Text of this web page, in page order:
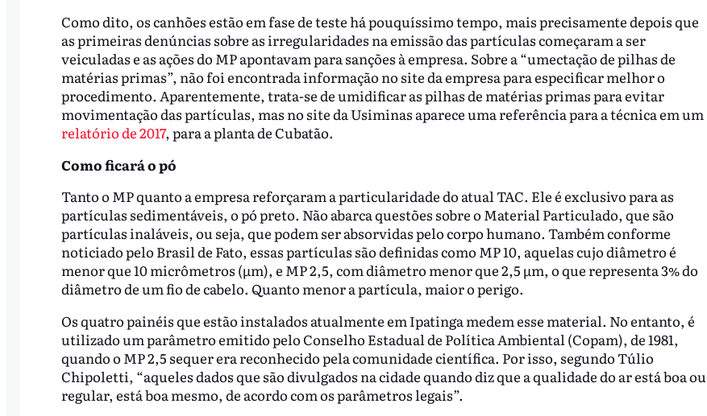
Como dito, os canhões estão em fase de teste há pouquíssimo tempo, mais precisamente depois que
as primeiras denúncias sobre as irregularidades na emissão das partículas começaram a ser
veiculadas e as ações do MP apontavam para sanções à empresa. Sobre a “umectação de pilhas de
matérias primas”, não foi encontrada informação no site da empresa para especificar melhor o
procedimento. Aparentemente, trata-se de umidificar as pilhas de matérias primas para evitar
movimentação das partículas, mas no site da Usiminas aparece uma referência para a técnica em um
relatório de 2017, para a planta de Cubatão.
Como ficará o pó
Tanto o MP quanto a empresa reforçaram a particularidade do atual TAC. Ele é exclusivo para as
partículas sedimentáveis, o pó preto. Não abarca questões sobre o Material Particulado, que são
partículas inaláveis, ou seja, que podem ser absorvidas pelo corpo humano. Também conforme
noticiado pelo Brasil de Fato, essas partículas são definidas como MP 10, aquelas cujo diâmetro é
menor que 10 micrômetros (μm), e MP 2,5, com diâmetro menor que 2,5 μm, o que representa 3% do
diâmetro de um fio de cabelo. Quanto menor a partícula, maior o perigo.
Os quatro painéis que estão instalados atualmente em Ipatinga medem esse material. No entanto, é
utilizado um parâmetro emitido pelo Conselho Estadual de Política Ambiental (Copam), de 1981,
quando o MP 2,5 sequer era reconhecido pela comunidade científica. Por isso, segundo Túlio
Chipoletti, “aqueles dados que são divulgados na cidade quando diz que a qualidade do ar está boa ou
regular, está boa mesmo, de acordo com os parâmetros legais”.